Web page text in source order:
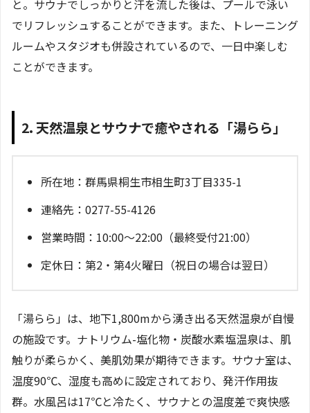
と。サウナでしっかりと汗を流した後は、プールで泳い
でリフレッシュすることができます。また、トレーニング
ルームやスタジオも併設されているので、一日中楽しむ
ことができます。
2. 天然温泉とサウナで癒やされる「湯らら」
所在地：群馬県桐生市相生町3丁目335-1
連絡先：0277-55-4126
営業時間：10:00～22:00（最終受付21:00）
定休日：第2・第4火曜日（祝日の場合は翌日）
「湯らら」は、地下1,800mから湧き出る天然温泉が自慢
の施設です。ナトリウム-塩化物・炭酸水素塩温泉は、肌
触りが柔らかく、美肌効果が期待できます。サウナ室は、
温度90℃、湿度も高めに設定されており、発汗作用抜
群。水風呂は17℃と冷たく、サウナとの温度差で爽快感